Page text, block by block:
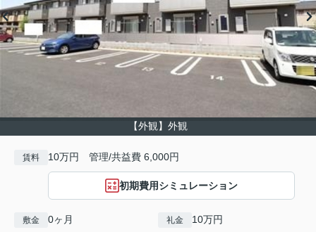
【外観】外観
賃料 10万円 管理/共益費 6,000円
初期費用シミュレーション
敷金 0ヶ月 礼金 10万円